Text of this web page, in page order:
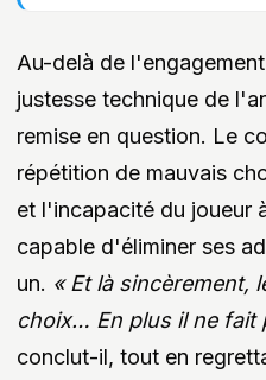
Au-delà de
justesse technique de
remise en question. Le
répétition de mauvais
et l'incapacité du joueur
capable d'éliminer ses
un. « Et là sincèrement,
choix… En plus il ne fait
conclut-il, tout en